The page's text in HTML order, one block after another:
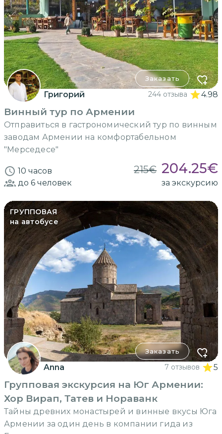
Заказать
Григорий 244 отзыва 4.98
Винный тур по Армении
Отправиться в гастрономический тур по винным
заводам Армении на комфортабельном
"Мерседесе"
10 часов 215€ 204.25€
до 6 человек за экскурсию
ГРУППОВАЯ
на автобусе
Заказать
Anna 7 отзывов 5
Групповая экскурсия на Юг Армении:
Хор Вирап, Татев и Нораванк
Тайны древних монастырей и винные вкусы Юга
Армении за один день в компании гида из